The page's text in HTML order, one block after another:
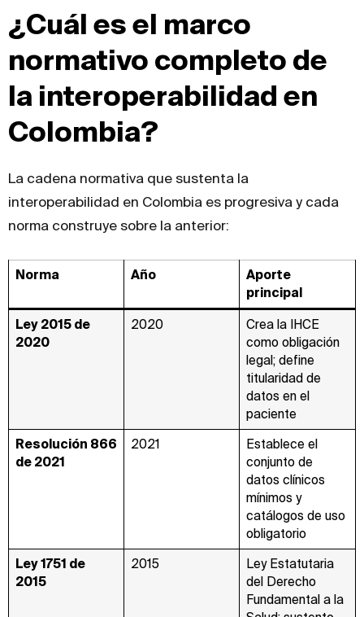
¿Cuál es el marco
normativo completo de
la interoperabilidad en
Colombia?
La cadena normativa que sustenta la
interoperabilidad en Colombia es progresiva y cada
norma construye sobre la anterior:
Norma Año
Aporte
principal
Ley 2015 de
2020
2020
Crea la IHCE
como obligación
legal; define
titularidad de
datos en el
paciente
Resolución 866
de 2021
2021
Establece el
conjunto de
datos clínicos
mínimos y
catálogos de uso
obligatorio
Ley 1751 de
2015
2015
Ley Estatutaria
del Derecho
Fundamental a la